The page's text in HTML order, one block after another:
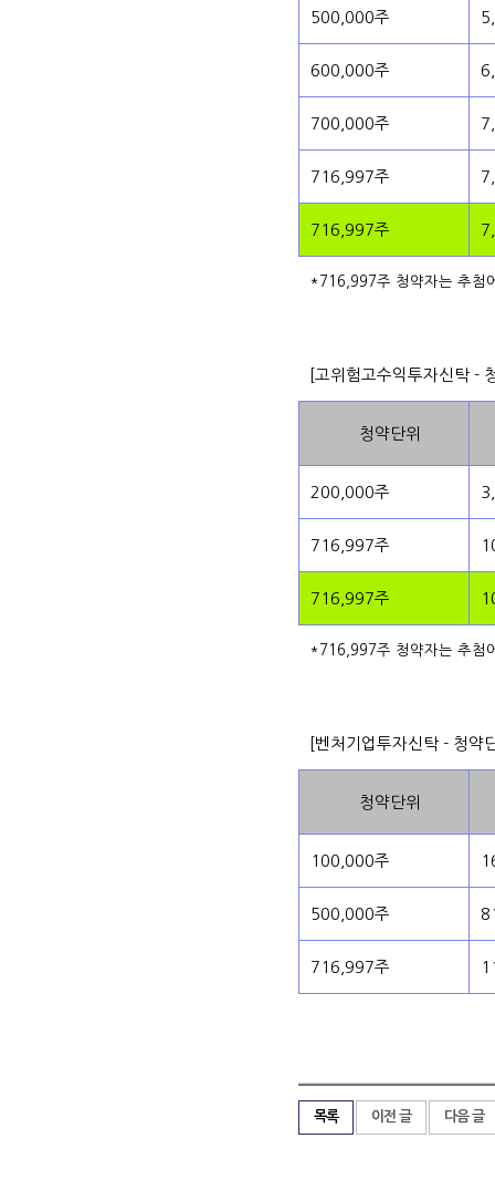
500,000주
600,000주
700,000주
716,997주
716,997주
*716,997주 청약자는 추첨
[고위험고수익투자신탁 -
청약단위
200,000주
716,997주
716,997주
*716,997주 청약자는 추첨
[벤처기업투자신탁 - 청약
청약단위
100,000주
500,000주
716,997주
목록 이전 글 다음 글